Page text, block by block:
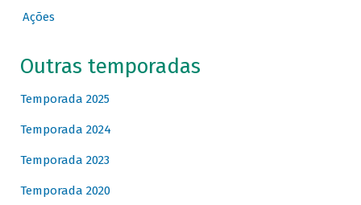
Ações
Outras temporadas
Temporada 2025
Temporada 2024
Temporada 2023
Temporada 2020